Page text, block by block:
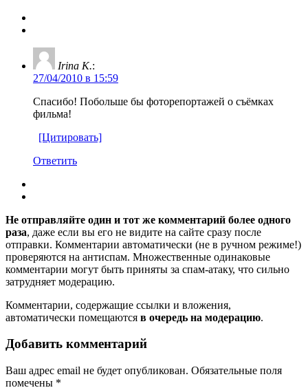
Irina K.:
27/04/2010 в 15:59
Спасибо! Побольше бы фоторепортажей о съёмках
фильма!
[Цитировать]
Ответить
Не отправляйте один и тот же комментарий более одного
раза, даже если вы его не видите на сайте сразу после
отправки. Комментарии автоматически (не в ручном режиме!)
проверяются на антиспам. Множественные одинаковые
комментарии могут быть приняты за спам-атаку, что сильно
затрудняет модерацию.
Комментарии, содержащие ссылки и вложения,
автоматически помещаются в очередь на модерацию.
Добавить комментарий
Ваш адрес email не будет опубликован. Обязательные поля
помечены *